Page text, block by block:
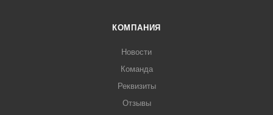
КОМПАНИЯ
Новости
Команда
Реквизиты
Отзывы